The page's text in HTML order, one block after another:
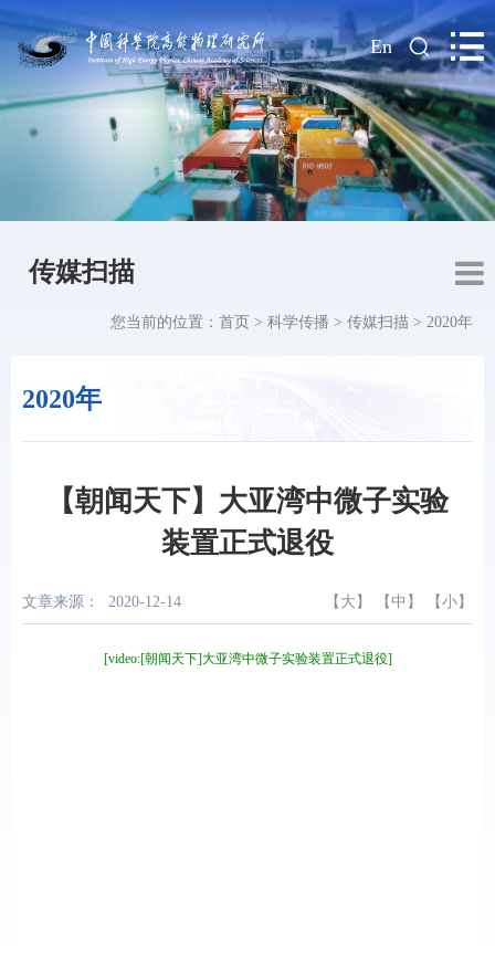
| En
传媒扫描
2020年
您当前的位置： 首页 > 科学传播 > 传媒扫描 > 2020年
【朝闻天下】大亚湾中微子实验
装置正式退役
文章来源： 2020-12-14 【 大 】 【 中 】 【 小 】
[video:[朝闻天下]大亚湾中微子实验装置正式退役]